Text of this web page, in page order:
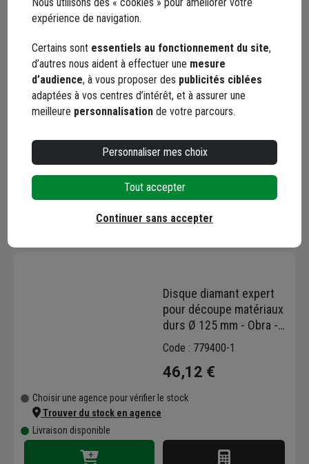
Disque diamant pour
béton ⌀ 230,0 mm -
Extreme Beton Silencio -
Alésage 22,23 mm - 16
segments
Code : 458703-1
Choisir une agence pour vérifier le stock
Trouver du stock en agence
Livraison disponible selon stock agence
Disque diamant expert
pour découpe matériaux
durs Ø 125 mm - Obra -
10 segments - Alésage
22,23 mm
Code : 779400-1
46,12 €
Choisir une agence pour vérifier le stock
Trouver du stock en agence
Livraison disponible
expérience de navigation.
Certains sont essentiels au fonctionnement du site,
d’autres nous aident à effectuer une mesure
d’audience, à vous proposer des publicités ciblées
adaptées à vos centres d’intérêt, et à assurer une
meilleure personnalisation de votre parcours.
Personnaliser mes choix
Tout accepter
Continuer sans accepter